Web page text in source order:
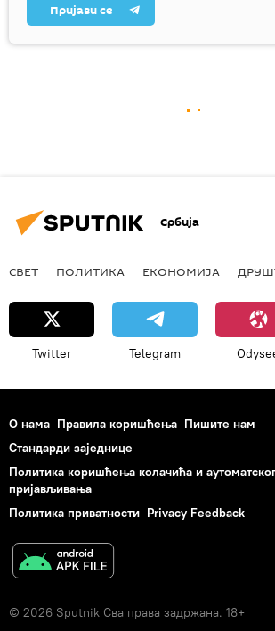
Пријави се
Србија
СВЕТ ПОЛИТИКА ЕКОНОМИЈА
Twitter Telegram
О нама Правила коришћења Пишите нам
Стандарди заједнице
Политика коришћења колачића и
пријављивања
Политика приватности Privacy Feedback
© 2026 Sputnik Сва права задржана. 18+